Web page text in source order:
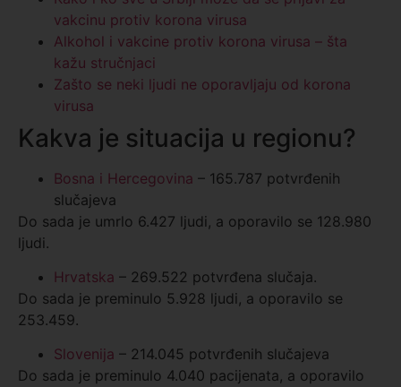
vakcinu protiv korona virusa
Alkohol i vakcine protiv korona virusa – šta
kažu stručnjaci
Zašto se neki ljudi ne oporavljaju od korona
virusa
Kakva je situacija u regionu?
Bosna i Hercegovina – 165.787 potvrđenih
slučajeva
Do sada je umrlo 6.427 ljudi, a oporavilo se 128.980
ljudi.
Hrvatska – 269.522 potvrđena slučaja.
Do sada je preminulo 5.928 ljudi, a oporavilo se
253.459.
Slovenija – 214.045 potvrđenih slučajeva
Do sada je preminulo 4.040 pacijenata, a oporavilo